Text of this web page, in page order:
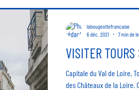
VISITER
Capitale du Val de Loire,
des Châteaux de la Loire.
labougeottefrancaise
6 déc. 2021
7 min de